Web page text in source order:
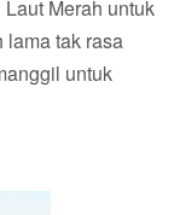
Merah untuk
lama tak rasa
untuk